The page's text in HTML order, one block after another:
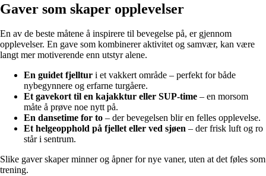
Gaver som skaper opplevelser
En av de beste måtene å inspirere til bevegelse på, er gjennom
opplevelser. En gave som kombinerer aktivitet og samvær, kan være
langt mer motiverende enn utstyr alene.
En guidet fjelltur i et vakkert område – perfekt for både
nybegynnere og erfarne turgåere.
Et gavekort til en kajakktur eller SUP-time – en morsom
måte å prøve noe nytt på.
En dansetime for to – der bevegelsen blir en felles opplevelse.
Et helgeopphold på fjellet eller ved sjøen – der frisk luft og ro
står i sentrum.
Slike gaver skaper minner og åpner for nye vaner, uten at det føles som
trening.